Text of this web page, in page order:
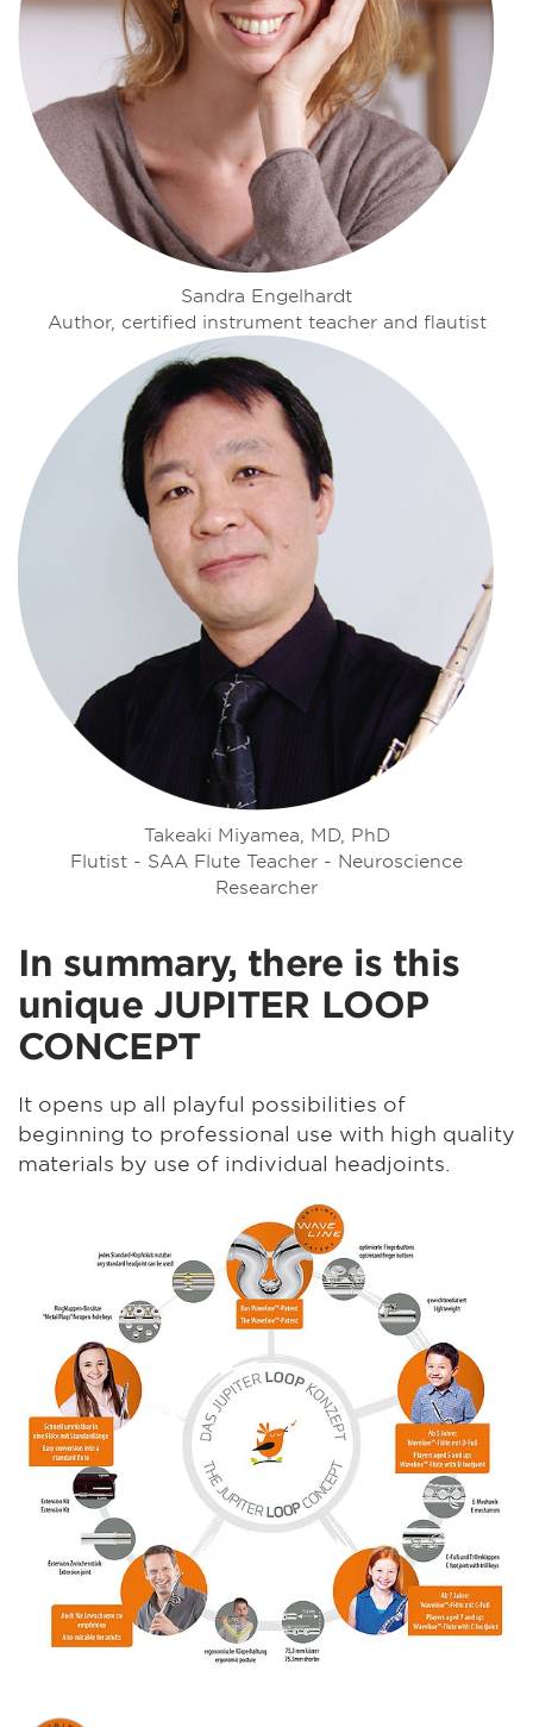
Sandra Engelhardt
Author, certified instrument teacher and flautist
Takeaki Miyamea, MD, PhD
Flutist - SAA Flute Teacher - Neuroscience
Researcher
In summary, there is this
unique JUPITER LOOP
CONCEPT
It opens up all playful possibilities of
beginning to professional use with high quality
materials by use of individual headjoints.